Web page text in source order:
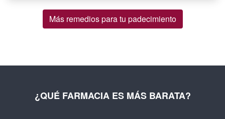
Más remedios para tu padecimiento
¿QUÉ FARMACIA ES MÁS BARATA?